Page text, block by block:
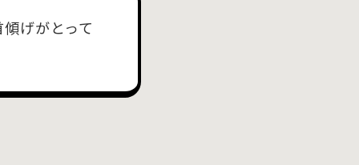
げがとって